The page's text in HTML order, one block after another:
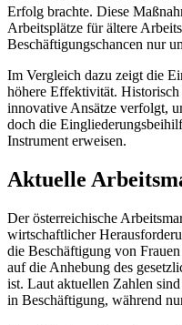
Erfolg brachte. Diese
Arbeitsplätze für ältere
Beschäftigungschancen nur
Im Vergleich dazu zeigt die
höhere Effektivität. Historisch
innovative Ansätze verfolgt,
doch die
Instrument erweisen.
Aktuelle
Der österreichische
wirtschaftlicher
die Beschäftigung von
auf die Anhebung des
ist. Laut aktuellen Zahlen
in Beschäftigung, während